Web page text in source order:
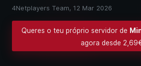
4Netplayers Team, 12 Mar 2026
Queres o teu próprio servidor de
agora desde